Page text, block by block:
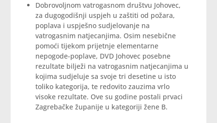
Dobrovoljnom vatrogasnom društvu Johovec,
za dugogodišnji uspjeh u zaštiti od požara,
poplava i uspješno sudjelovanje na
vatrogasnim natjecanjima. Osim nesebične
pomoći tijekom prijetnje elementarne
nepogode-poplave, DVD Johovec posebne
rezultate bilježi na vatrogasnim natjecanjima u
kojima sudjeluje sa svoje tri desetine u isto
toliko kategorija, te redovito zauzima vrlo
visoke rezultate. Ove su godine postali prvaci
Zagrebačke županije u kategoriji žene B.